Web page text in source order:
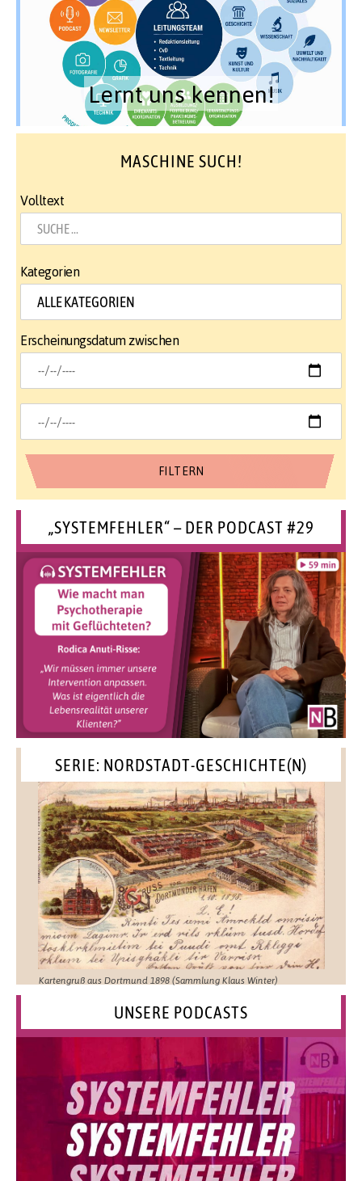
Lernt uns kennen!
MASCHINE SUCH!
Volltext
Kategorien
Erscheinungsdatum zwischen
„SYSTEMFEHLER“ – DER PODCAST #29
SERIE: NORDSTADT-GESCHICHTE(N)
Kartengruß aus Dortmund 1898 (Sammlung Klaus Winter)
UNSERE PODCASTS